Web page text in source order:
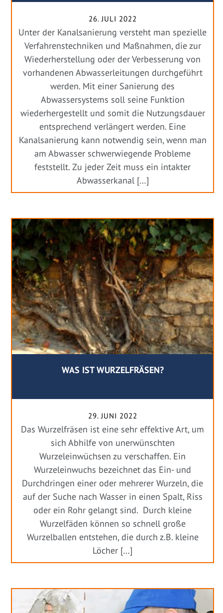
26. JULI 2022
Unter der Kanalsanierung versteht man spezielle
Verfahrenstechniken und Maßnahmen, die zur
Wiederherstellung oder der Verbesserung von
vorhandenen Abwasserleitungen durchgeführt
werden. Mit einer Sanierung des
Abwassersystems soll seine Funktion
wiederhergestellt und somit die Nutzungsdauer
entsprechend verlängert werden. Eine
Kanalsanierung kann notwendig sein, wenn man
am Abwasser schwerwiegende Probleme
feststellt. Zu jeder Zeit muss ein intakter
Abwasserkanal […]
WAS IST WURZELFRÄSEN?
29. JUNI 2022
Das Wurzelfräsen ist eine sehr effektive Art, um
sich Abhilfe von unerwünschten
Wurzeleinwüchsen zu verschaffen. Ein
Wurzeleinwuchs bezeichnet das Ein- und
Durchdringen einer oder mehrerer Wurzeln, die
auf der Suche nach Wasser in einen Spalt, Riss
oder ein Rohr gelangt sind. Durch kleine
Wurzelfäden können so schnell große
Wurzelballen entstehen, die durch z.B. kleine
Löcher […]